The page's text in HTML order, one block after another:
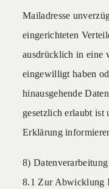
Mailadresse
eingerichteten
ausdrücklich in eine
eingewilligt haben
hinausgehende
gesetzlich erlaubt ist
Erklärung
8)
8.1 Zur Abwicklung